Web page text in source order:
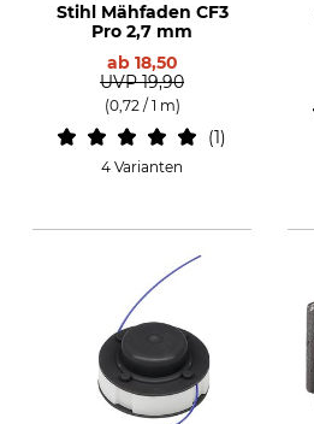
Stihl Mähfaden CF3
Pro 2,7 mm
ab 18,50
UVP 19,90
(0,72 / 1 m)
1
4 Varianten